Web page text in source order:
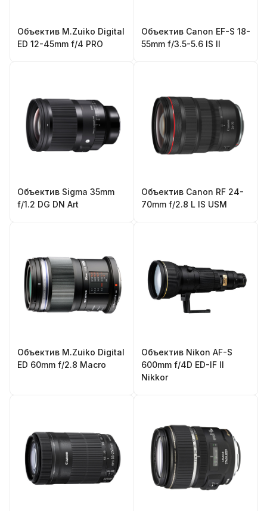
Объектив M.Zuiko Digital
ED 12-45mm f/4 PRO
Объектив Canon EF-S 18-
55mm f/3.5-5.6 IS II
Объектив Sigma 35mm
f/1.2 DG DN Art
Объектив Canon RF 24-
70mm f/2.8 L IS USM
Объектив M.Zuiko Digital
ED 60mm f/2.8 Macro
Объектив Nikon AF-S
600mm f/4D ED-IF II
Nikkor